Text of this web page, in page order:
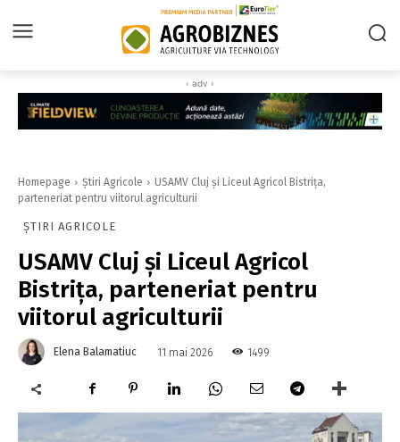
‹ adv ›
Homepage Știri Agricole
USAMV Cluj și Liceul Agricol Bistrița,
parteneriat pentru viitorul agriculturii
ȘTIRI AGRICOLE
USAMV Cluj și Liceul Agricol
Bistrița, parteneriat pentru
viitorul agriculturii
Elena Balamatiuc 11 mai 2026 1499